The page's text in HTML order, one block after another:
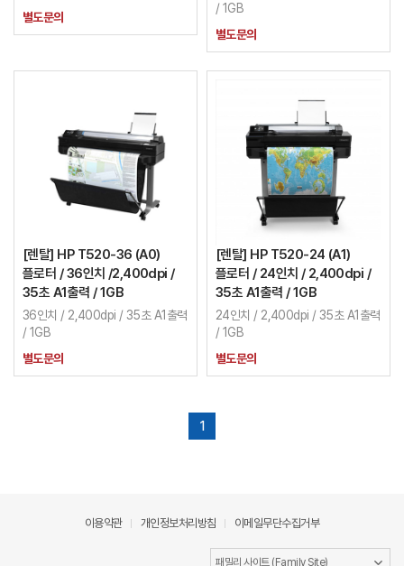
별도문의
/ 1GB
별도문의
[렌탈] HP T520-36 (A0)
플로터 / 36인치 /2,400dpi /
35초 A1출력 / 1GB
36인치 / 2,400dpi / 35초 A1출력
/ 1GB
별도문의
[렌탈] HP T520-24 (A1)
플로터 / 24인치 / 2,400dpi /
35초 A1출력 / 1GB
24인치 / 2,400dpi / 35초 A1출력
/ 1GB
별도문의
1
이용약관 개인정보처리방침 이메일무단수집거부